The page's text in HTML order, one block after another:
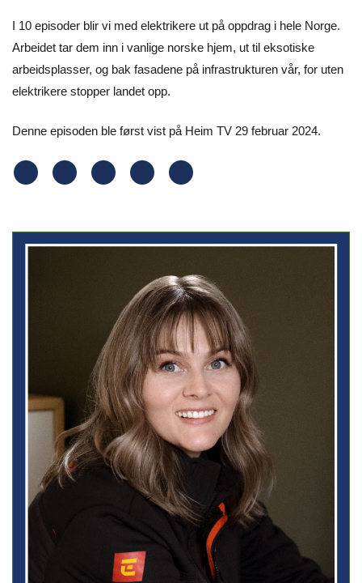
I 10 episoder blir vi med elektrikere ut på oppdrag i hele Norge.
Arbeidet tar dem inn i vanlige norske hjem, ut til eksotiske
arbeidsplasser, og bak fasadene på infrastrukturen vår, for uten
elektrikere stopper landet opp.
Denne episoden ble først vist på Heim TV 29 februar 2024.